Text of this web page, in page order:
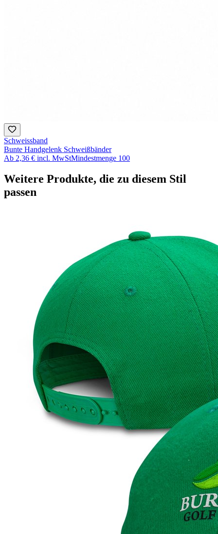
Schweissband
Bunte Handgelenk Schweißbänder
Ab 2,36 € incl. MwStMindestmenge 100
Weitere Produkte, die zu diesem Stil
passen